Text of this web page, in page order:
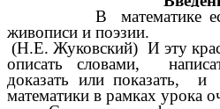
В математике есть
живописи и поэзии.
(Н.Е. Жуковский) И эту
описать словами,
доказать или показать, и
математики в рамках урока